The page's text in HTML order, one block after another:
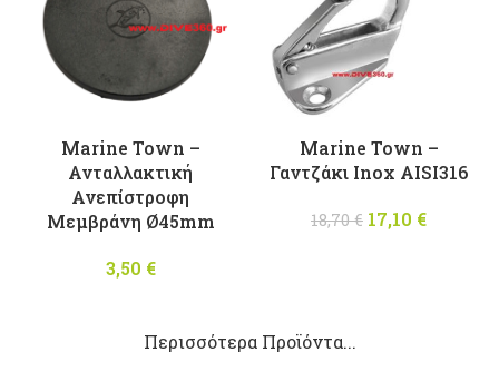
Marine Town –
Ανταλλακτική
Ανεπίστροφη
Μεμβράνη Ø45mm
3,50 €
Marine Town –
Γαντζάκι Inox AISI316
18,70€
Original
17,10 €
Περισσότερα Προϊόντα...